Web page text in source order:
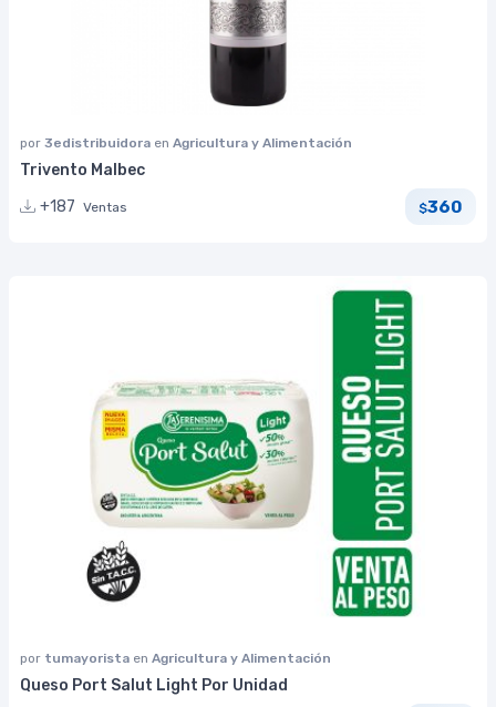
por 3edistribuidora en Agricultura y Alimentación
Trivento Malbec
+187 Ventas $360
por tumayorista en Agricultura y Alimentación
Queso Port Salut Light Por Unidad